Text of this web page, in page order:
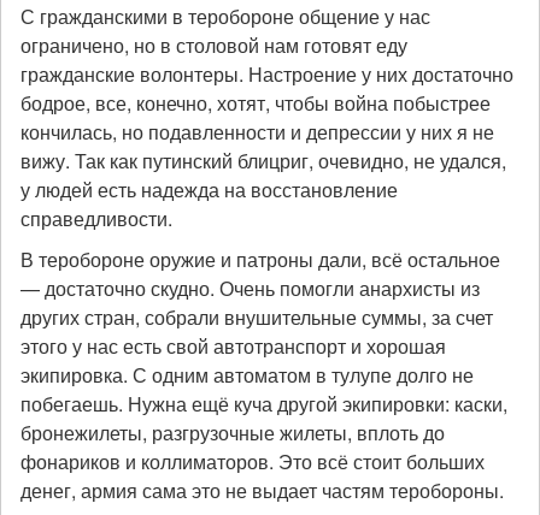
С гражданскими в теробороне общение у нас
ограничено, но в столовой нам готовят еду
гражданские волонтеры. Настроение у них достаточно
бодрое, все, конечно, хотят, чтобы война побыстрее
кончилась, но подавленности и депрессии у них я не
вижу. Так как путинский блицриг, очевидно, не удался,
у людей есть надежда на восстановление
справедливости.
В теробороне оружие и патроны дали, всё остальное
— достаточно скудно. Очень помогли анархисты из
других стран, собрали внушительные суммы, за счет
этого у нас есть свой автотранспорт и хорошая
экипировка. С одним автоматом в тулупе долго не
побегаешь. Нужна ещё куча другой экипировки: каски,
бронежилеты, разгрузочные жилеты, вплоть до
фонариков и коллиматоров. Это всё стоит больших
денег, армия сама это не выдает частям теробороны.